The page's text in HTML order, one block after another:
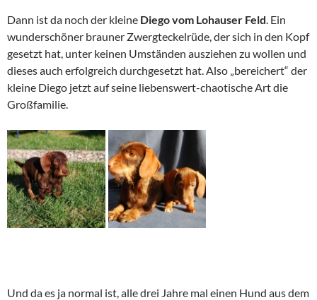
Dann ist da noch der kleine Diego vom Lohauser Feld. Ein
wunderschöner brauner Zwergteckelrüde, der sich in den Kopf
gesetzt hat, unter keinen Umständen ausziehen zu wollen und
dieses auch erfolgreich durchgesetzt hat. Also „bereichert“ der
kleine Diego jetzt auf seine liebenswert-chaotische Art die
Großfamilie.
Und da es ja normal ist, alle drei Jahre mal einen Hund aus dem